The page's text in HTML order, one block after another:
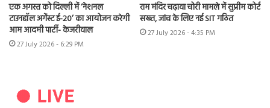
एक अगस्त को दिल्ली में ‘नेशनल
टाउनहॉल अगेंस्ट ई-20’ का आयोजन करेगी
आम आदमी पार्टी- केजरीवाल
27 July 2026 - 6:29 PM
राम मंदिर चढ़ावा चोरी मामले में सुप्रीम कोर्ट
सख्त, जांच के लिए नई SIT गठित
27 July 2026 - 4:35 PM